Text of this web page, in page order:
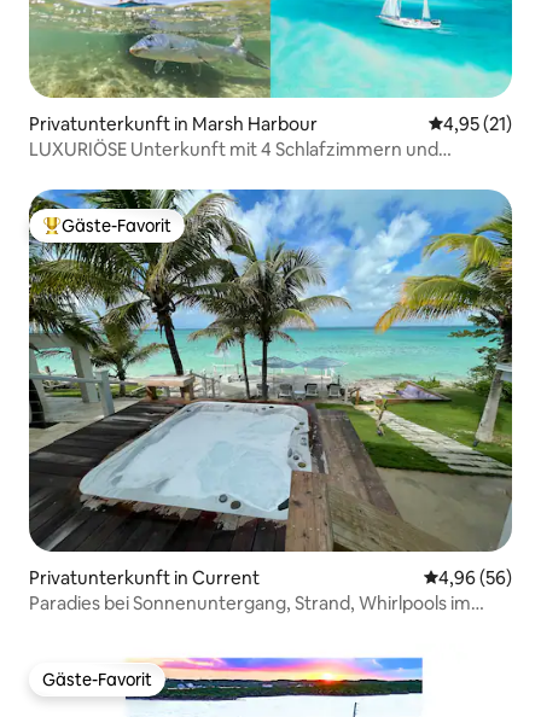
Privatunterkunft in Marsh Harbour
4,95 (21)
LUXURIÖSE Unterkunft mit 4 Schlafzimmern und
Beliebter Gäste-Favorit.
Gäste-Favorit
Privatunterkunft in Current
4,96 (56)
Paradies bei Sonnenuntergang, Strand, Whirlpools im
Gäste-Favorit
Gäste-Favorit